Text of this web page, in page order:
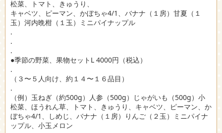
松菜、トマト、きゅうり、
キャベツ、ピーマン、かぼちゃ4/1、バナナ（１房）甘夏（１
玉）河内晩柑（１玉）ミニパイナップル
.
.
.
●季節の野菜、果物セットL 4000円（税込）
.
（３〜５人向け、約１４〜１６品目）
.
（例）玉ねぎ（約500g）人参（500g）じゃがいも（500g）小
松菜、ほうれん草、トマト、きゅうり、キャベツ、ピーマン、か
ぼちゃ4/1、しめじ、バナナ（１房）りんご（２玉）ミニパイナ
ップル、小玉メロン